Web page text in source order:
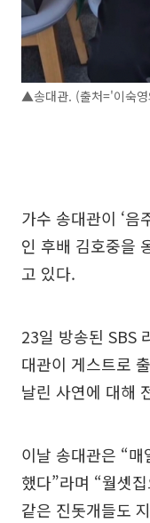
▲송대관. (출처='이숙
가수 송대관이 ‘음
인 후배 김호중을
고 있다.
23일 방송된 SBS
대관이 게스트로
날린 사연에 대해
이날 송대관은 “
했다”라며 “월셋
같은 진돗개들도